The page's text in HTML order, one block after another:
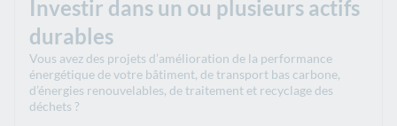
Investir dans un ou plusieurs actifs
durables
Vous avez des projets d’amélioration de la performance
énergétique de votre bâtiment, de transport bas carbone,
d’énergies renouvelables, de traitement et recyclage des
déchets ?